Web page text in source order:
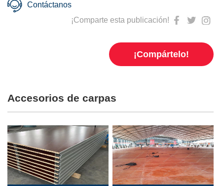
Contáctanos
¡Comparte esta publicación!
¡Compártelo!
Accesorios de carpas